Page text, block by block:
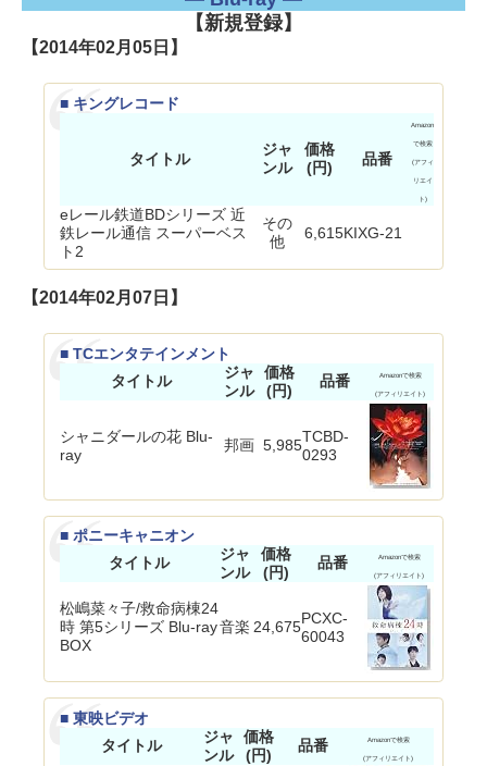
【新規登録】
【2014年02月05日】
■ キングレコード
タイトル
ジャ
ンル
価格
(円)
品番
Amazon
で検索
(アフィ
リエイ
ト)
eレール鉄道BDシリーズ 近
鉄レール通信 スーパーベス
ト2
その
他
6,615KIXG-21
【2014年02月07日】
■ TCエンタテインメント
タイトル
ジャ
ンル
価格
(円)
品番 Amazonで検索
(アフィリエイト)
シャニダールの花 Blu-
ray
邦画 5,985TCBD-
0293
■ ポニーキャニオン
タイトル
ジャ
ンル
価格
(円)
品番 Amazonで検索
(アフィリエイト)
松嶋菜々子/救命病棟24
時 第5シリーズ Blu-ray
BOX
音楽 24,675PCXC-
60043
■ 東映ビデオ
タイトル
ジャ
ンル
価格
(円)
品番 Amazonで検索
(アフィリエイト)